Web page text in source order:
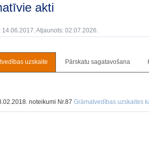
akti
14.06.2017. Atjaunots: 02.07.2026.
uzskaite Pārskatu sagatavošana
noteikumi Nr.87 Grāmatvedības uzskaites